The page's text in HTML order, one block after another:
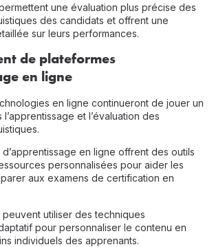
une évaluation plus précise des
des candidats et offrent une
sur leurs performances.
de plateformes
en ligne
en ligne continueront de jouer un
et l’évaluation des
en ligne offrent des outils
personnalisées pour aider les
aux examens de certification en
utiliser des techniques
pour personnaliser le contenu en
individuels des apprenants.